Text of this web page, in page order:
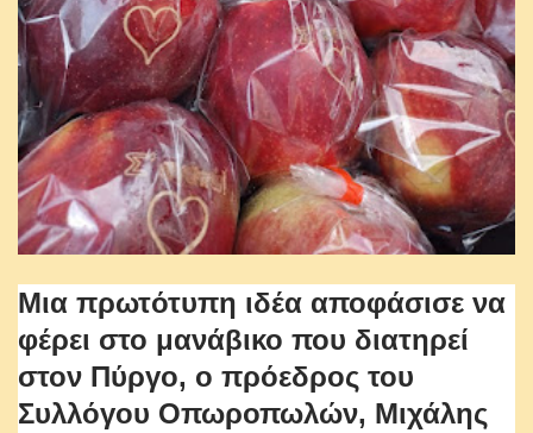
Μια πρωτότυπη ιδέα αποφάσισε να
φέρει στο μανάβικο που διατηρεί
στον Πύργο, ο πρόεδρος του
Συλλόγου Οπωροπωλών, Μιχάλης